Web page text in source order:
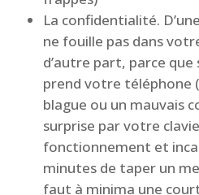
La confidentialité.
ne fouille pas dans
d’autre part, parce que
prend votre téléphone
blague ou un mauvais
surprise par votre
fonctionnement et
minutes de taper un
faut à minima une